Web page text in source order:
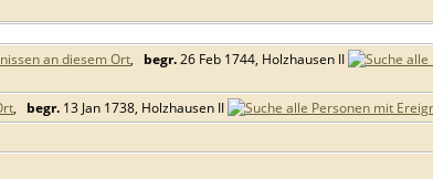
, begr.26 Feb 1744, Holzhausen II
, begr. 13 Jan 1738, Holzhausen II